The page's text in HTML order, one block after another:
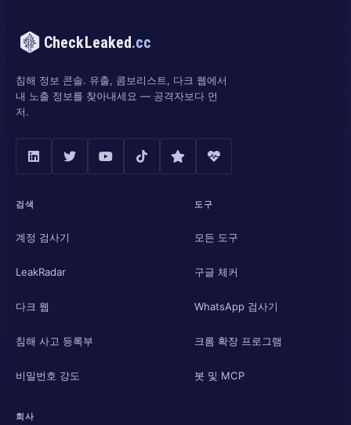
CheckLeaked.cc
침해 정보 콘솔. 유출, 콤보리스트, 다크 웹에서
내 노출 정보를 찾아내세요 — 공격자보다 먼
저.
검색
계정 검사기
LeakRadar
다크 웹
침해 사고 등록부
비밀번호 강도
도구
모든 도구
구글 체커
WhatsApp 검사기
크롬 확장 프로그램
봇 및 MCP
회사